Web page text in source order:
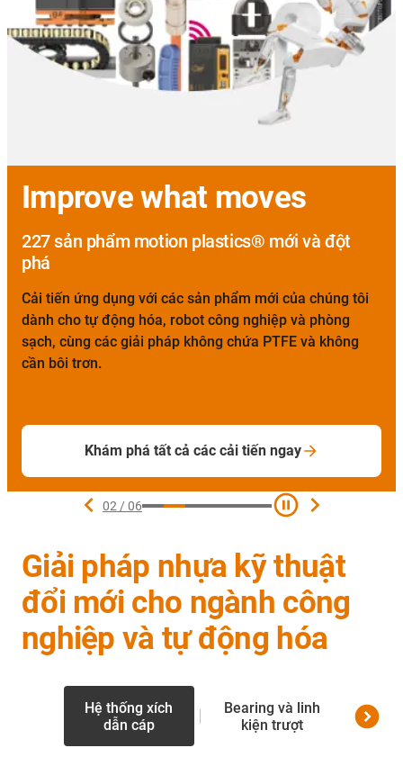
Improve what moves
227 sản phẩm motion plastics® mới và đột
phá
Cải tiến ứng dụng với các sản phẩm mới của chúng tôi
dành cho tự động hóa, robot công nghiệp và phòng
sạch, cùng các giải pháp không chứa PTFE và không
cần bôi trơn.
Khám phá tất cả các cải tiến ngay
02 /06
Giải pháp nhựa kỹ thuật
đổi mới cho ngành công
nghiệp và tự động hóa
Hệ thống xích
dẫn cáp
Bearing và linh
kiện trượt
tuyến